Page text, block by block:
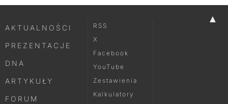
▲
AKTUALNOŚCI
PREZENTACJE
DNA
ARTYKUŁY
FORUM
RSS
X
Facebook
YouTube
Zestawienia
Kalkulatory